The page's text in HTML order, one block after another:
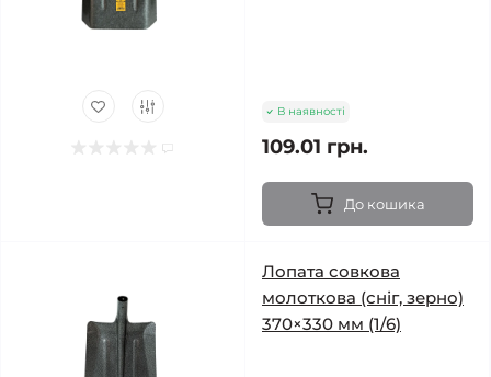
В наявності
109.01 грн.
До кошика
Лопата совкова
молоткова (сніг, зерно)
370×330 мм (1/6)